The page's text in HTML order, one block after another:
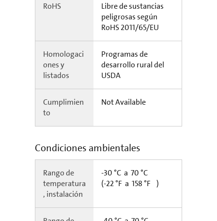
RoHS
Libre de sustancias
peligrosas según
RoHS 2011/65/EU
Homologaci
ones y
listados
Programas de
desarrollo rural del
USDA
Cumplimien
to
Not Available
Condiciones ambientales
Rango de
temperatura
, instalación
-30 °C a 70 °C
(-22 °F a 158 °F )